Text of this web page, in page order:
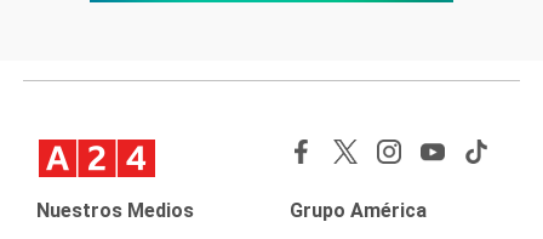
Nuestros Medios Grupo América